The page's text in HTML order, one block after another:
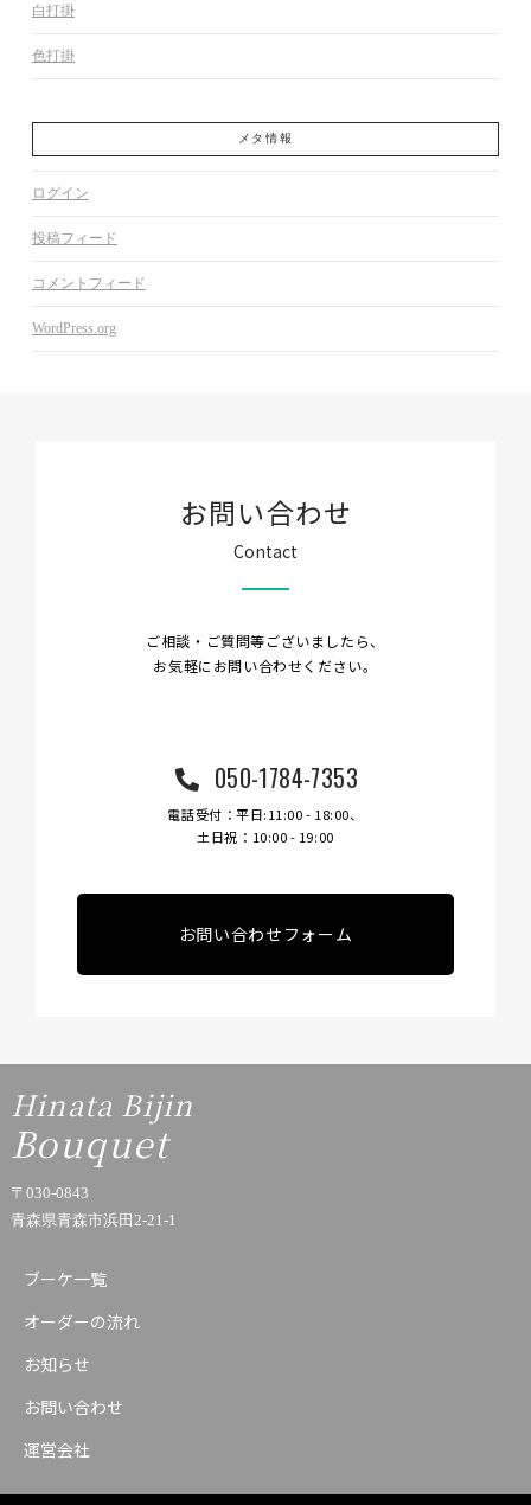
白打掛
色打掛
メタ情報
ログイン
投稿フィード
コメントフィード
WordPress.org
お問い合わせ
Contact
ご相談・ご質問等ございましたら、
お気軽にお問い合わせください。
050-1784-7353
電話受付：平日:11:00 - 18:00、
土日祝：10:00 - 19:00
お問い合わせフォーム
Hinata Bijin
Bouquet
〒030-0843
青森県青森市浜田2-21-1
ブーケ一覧
オーダーの流れ
お知らせ
お問い合わせ
運営会社